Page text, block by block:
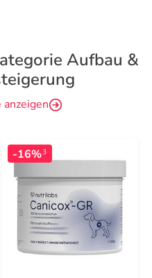
Aufbau &
-16%3